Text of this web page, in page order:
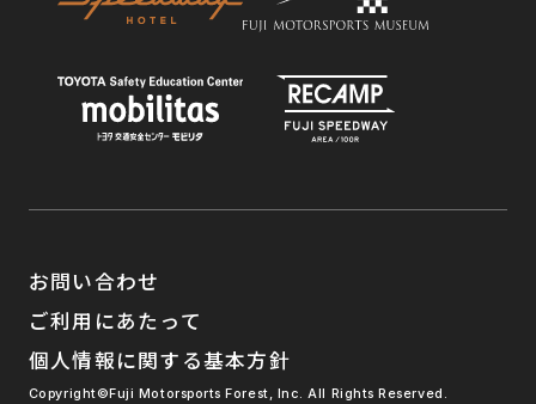
お問い合わせ
ご利用にあたって
個人情報に関する基本方針
Copyright©Fuji Motorsports Forest, Inc. All Rights Reserved.